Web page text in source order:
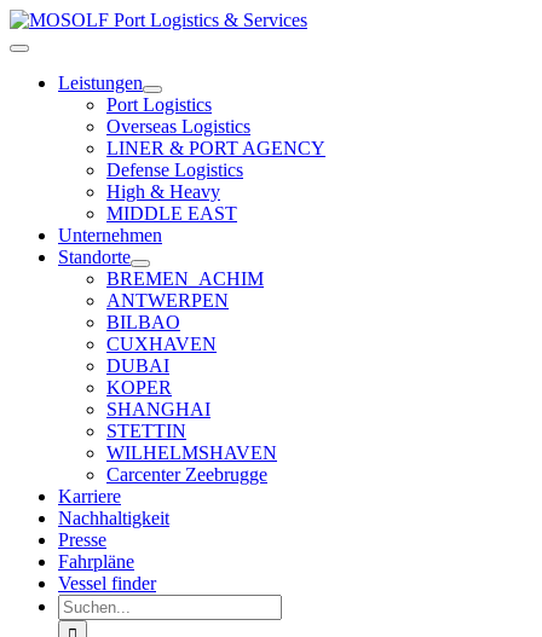
Zum
Inhalt
Toggle
NavigationLeistungen
Port Logistics
Overseas Logistics
LINER & PORT AGENCY
Defense Logistics
High & Heavy
MIDDLE EAST
Unternehmen
Standorte
BREMEN_ACHIM
ANTWERPEN
BILBAO
CUXHAVEN
DUBAI
KOPER
SHANGHAI
STETTIN
WILHELMSHAVEN
Carcenter Zeebrugge
Karriere
Nachhaltigkeit
Presse
Fahrpläne
Vessel finder
Suchen
nach: